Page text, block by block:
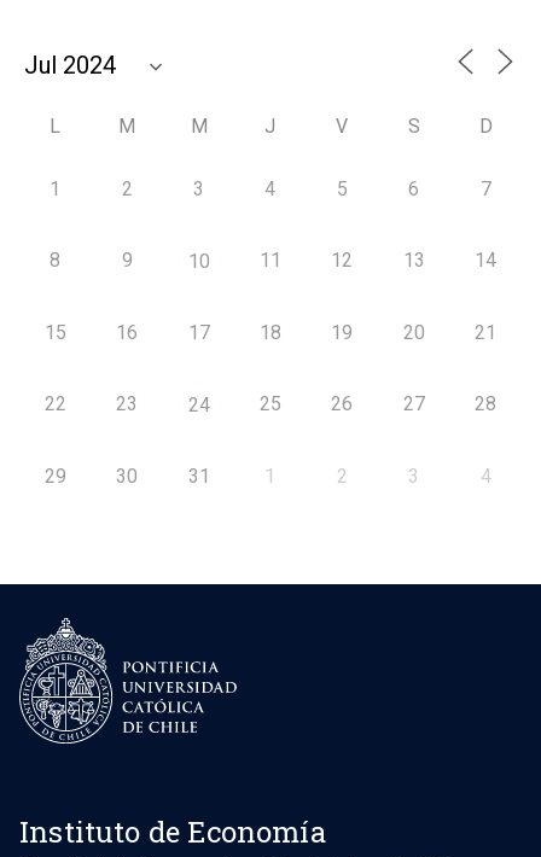
L M M J V S D
1 2 3 4 5 6 7
8 9 10 11 12 13 14
15 16 17 18 19 20 21
22 23 24 25 26 27 28
29 30 31 1 2 3 4
Instituto de Economía